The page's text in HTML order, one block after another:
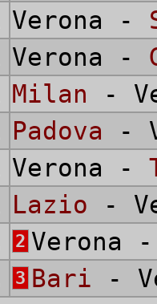
Verona -
Verona -
Milan -
Padova -
Verona -
Lazio -
2 Verona
3 Bari -